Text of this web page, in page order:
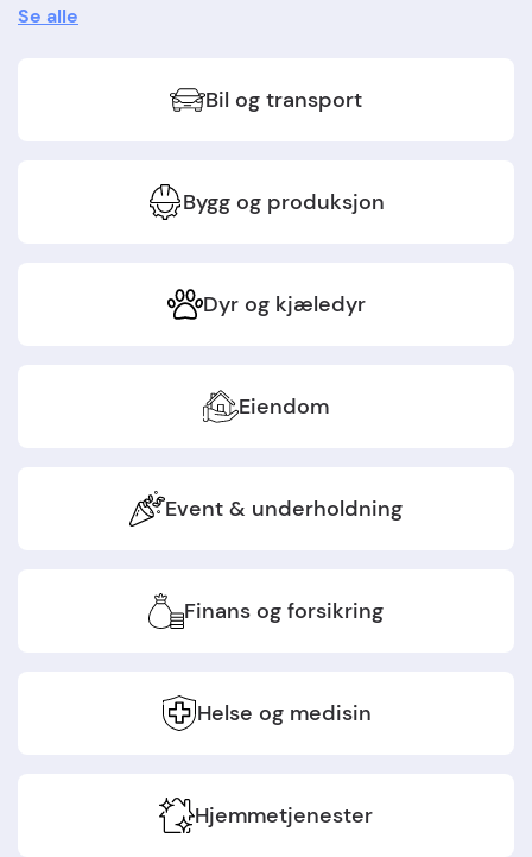
Se alle
Bil og transport
Bygg og produksjon
Dyr og kjæledyr
Eiendom
Event & underholdning
Finans og forsikring
Helse og medisin
Hjemmetjenester